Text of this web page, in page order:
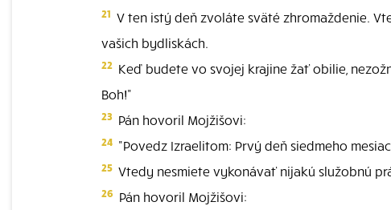
21 V ten istý deň zvoláte sväté zhromaždenie.
vašich bydliskách.
22 Keď budete vo svojej krajine žať obilie,
Boh!"
23 Pán hovoril Mojžišovi:
24 "Povedz Izraelitom: Prvý deň siedmeho
25 Vtedy nesmiete vykonávať nijakú služobnú
26 Pán hovoril Mojžišovi: